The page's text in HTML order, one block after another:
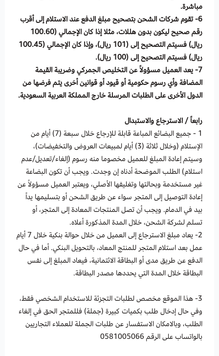
مباشرة.
6- تقوم شركات الشحن بتصحيح مبلغ الدفع عند الاستلام إلى أقرب
رقم صحيح ليكون بدون هللات، مثلا إذا كان الإجمالي (100.60
ريال) فسيتم التصحيح إلى (101 ريال)، وإذا كان الإجمالي (100.45
ريال) فسيتم التصحيح إلى (100 ريال).
7- يعد العميل مسؤولاً عن التخليص الجمركي وضريبة القيمة
المضافة وأي رسوم حكومية أو قيود أو قوانين أخرى يتم فرضها من
الدول الأخرى على الطلبات المرسلة خارج المملكة العربية السعودية.
رابعاً / الاسترجاع والاستبدال
1 - جميع البضائع المباعة قابلة للإرجاع خلال سبعة (7) أيام من
الإستلام (وخلال ثلاثة (3) أيام لمبيعات العروض والتخفيضات)،
وسيتم إعادة المبلغ للعميل مخصوما منه رسوم (إلغاء/تعديل/عدم
استلام) الطلب الموضحة أدناه إن وجدت. ويجب أن تكون البضاعة
غير مستخدمة وبحالتها وتغليفها الأصلي، ويعتبر العميل مسؤولاً عن
إعادة التوصيل إلى المتجر سواء عن طريق الشحن أو بتسليمها يداً
بيد في الدمام. ويجب أن تصل المنتجات المعادة إلى المتجر، أو
تسلم لشركة الشحن، خلال المدة المذكورة أعلاه.
2- يعاد مبلغ الاسترجاع إلى العميل من خلال حوالة بنكية خلال 7 أيام
عمل بعد استلام المتجر للمنتج المعاد، بالتحويل البنكي. أما في حال
الدفع عن طريق مدى أو البطاقة الائتمانية، فيعاد المبلغ إلى نفس
البطاقة خلال المدة التي يحددها مصدر البطاقة.
3- هذا الموقع مخصص لطلبات التجزئة للاستخدام الشخصي فقط،
وفي حال إدخال طلب بكميات كبيرة (جملة) فللمتجر الحق في إلغاء
الطلب، وبالامكان الاستفسار عن طلبات الجملة للعملاء التجاريين
بالواتساب على الرقم 0581005066